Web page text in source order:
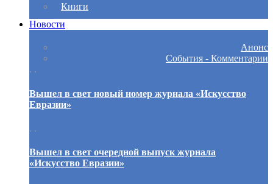
Книги
Новости
Анонс
События - Комментарии
. .
Вышел в свет новый номер журнала «Искусство
Евразии»
. .
Вышел в свет очередной выпуск журнала
«Искусство Евразии»